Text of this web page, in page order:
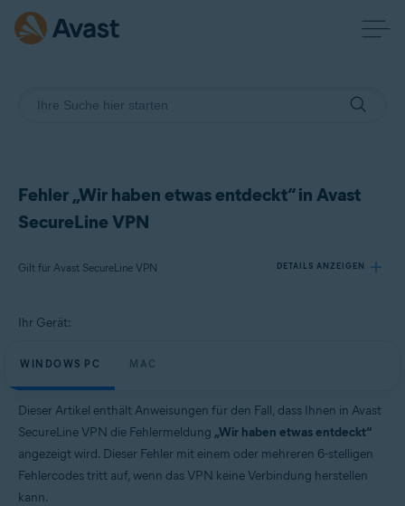
Fehler „Wir haben etwas entdeckt“ in Avast
SecureLine VPN
Gilt für Avast SecureLine VPN DETAILS ANZEIGEN
Avast SecureLine VPN
Ihr Gerät:
WINDOWS PC MAC
Dieser Artikel enthält Anweisungen für den Fall, dass Ihnen in Avast
SecureLine VPN die Fehlermeldung „Wir haben etwas entdeckt“
angezeigt wird. Dieser Fehler mit einem oder mehreren 6-stelligen
Fehlercodes tritt auf, wenn das VPN keine Verbindung herstellen
kann.